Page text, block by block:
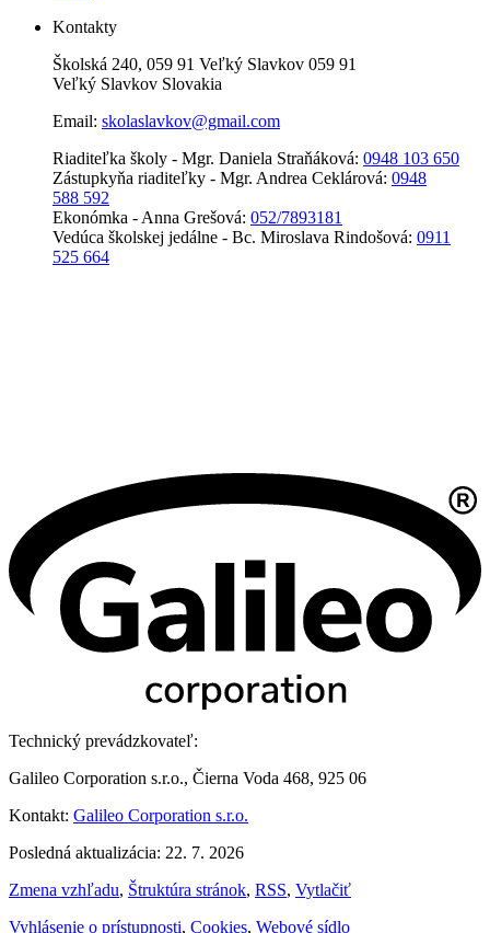
Kontakty
Školská 240, 059 91 Veľký Slavkov 059 91
Veľký Slavkov Slovakia
Email: skolaslavkov@gmail.com
Riaditeľka školy - Mgr. Daniela Straňáková: 0948 103 650
Zástupkyňa riaditeľky - Mgr. Andrea Ceklárová: 0948
588 592
Ekonómka - Anna Grešová: 052/7893181
Vedúca školskej jedálne - Bc. Miroslava Rindošová: 0911
525 664
Technický prevádzkovateľ:
Galileo Corporation s.r.o., Čierna Voda 468, 925 06
Kontakt: Galileo Corporation s.r.o.
Posledná aktualizácia: 22. 7. 2026
Zmena vzhľadu, Štruktúra stránok, RSS, Vytlačiť
Vyhlásenie o prístupnosti, Cookies, Webové sídlo